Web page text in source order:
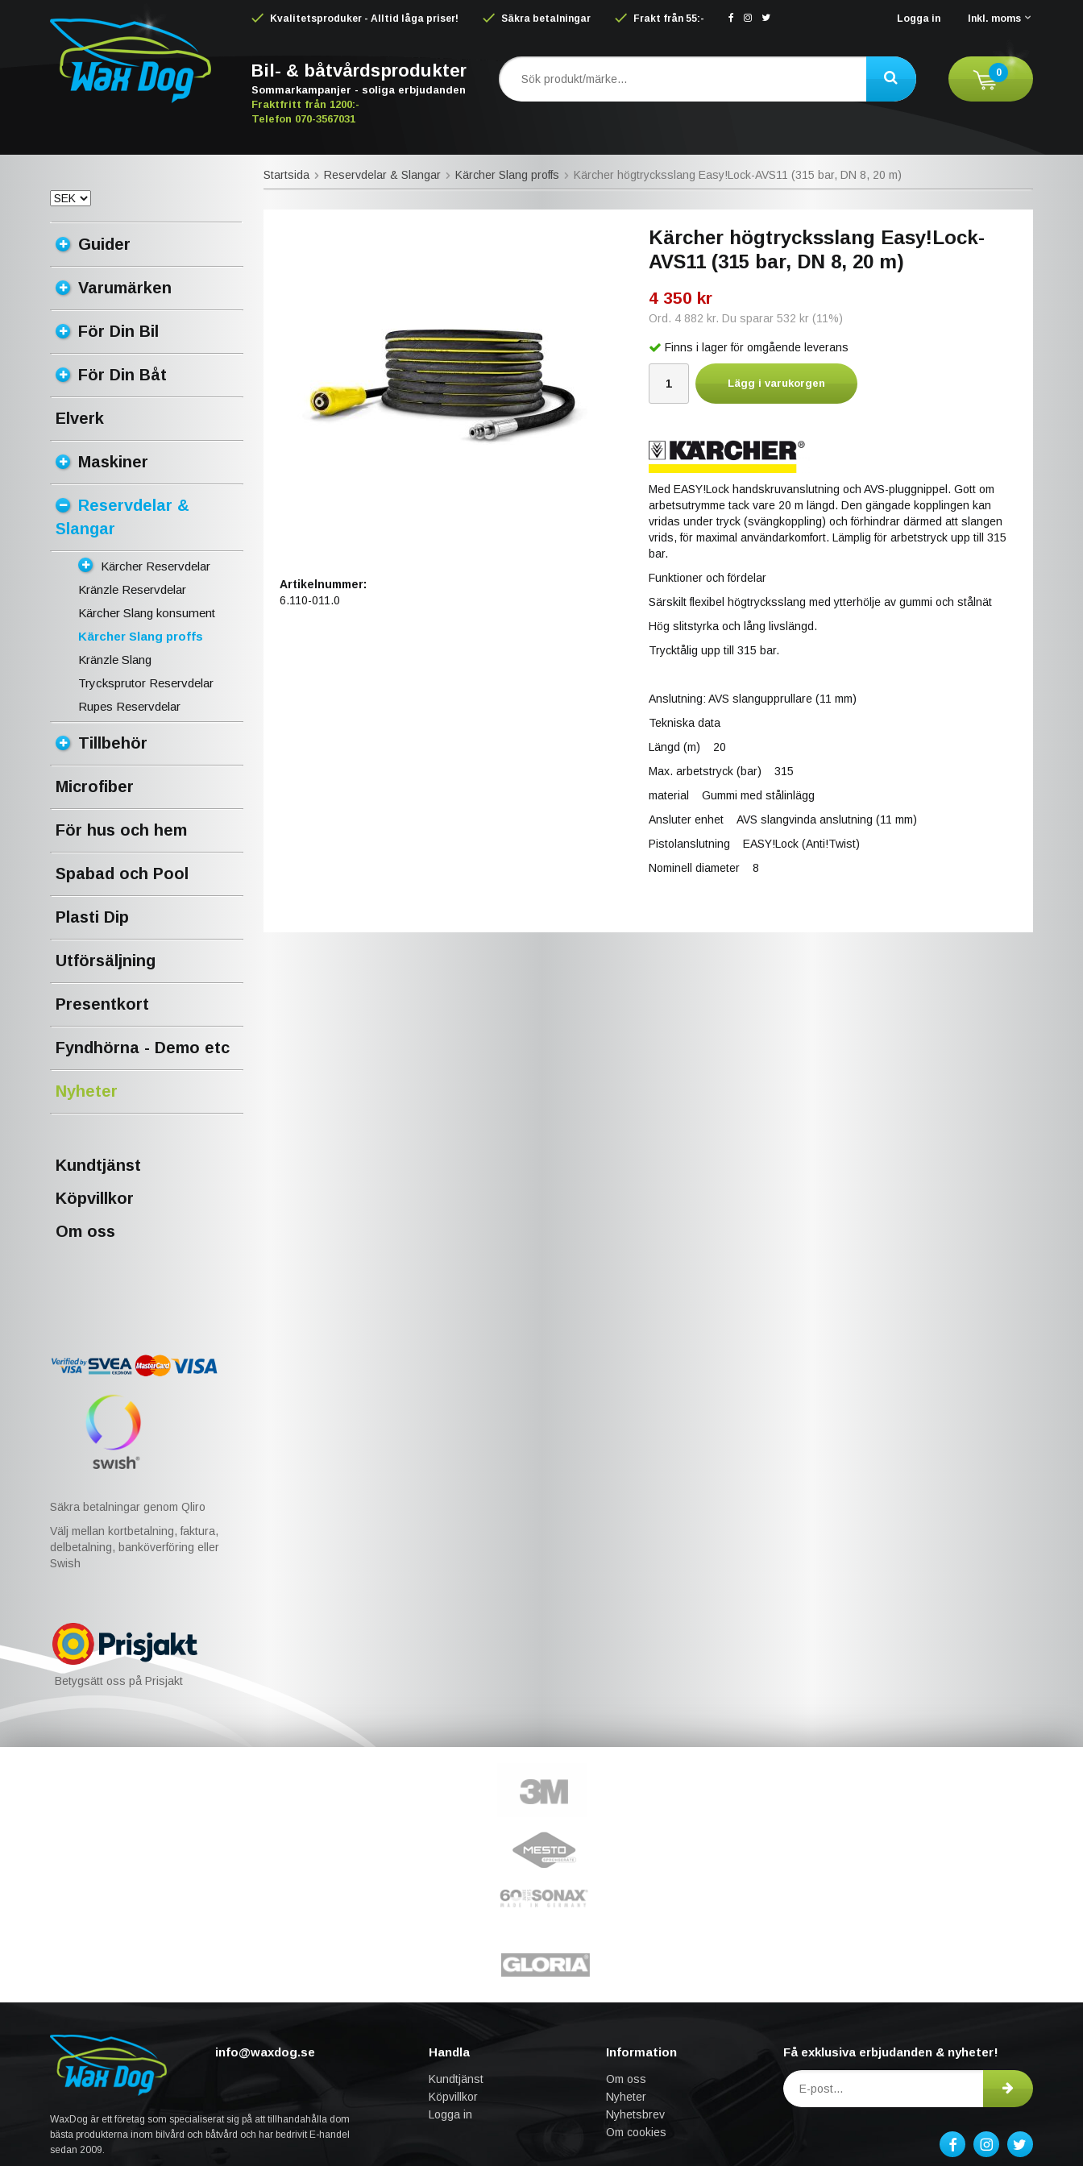
Kvalitetsproduker - Alltid låga priser! Säkra betalningar Frakt från 55:- Logga in Inkl. moms
Bil- & båtvårdsprodukter
Sommarkampanjer - soliga erbjudanden
Fraktfritt från 1200:-
Telefon 070-3567031
0
Guider
Varumärken
För Din Bil
För Din Båt
Elverk
Maskiner
Reservdelar &
Slangar
Kärcher Reservdelar
Kränzle Reservdelar
Kärcher Slang konsument
Kärcher Slang proffs
Kränzle Slang
Trycksprutor Reservdelar
Rupes Reservdelar
Tillbehör
Microfiber
För hus och hem
Spabad och Pool
Plasti Dip
Utförsäljning
Presentkort
Fyndhörna - Demo etc
Nyheter
Kundtjänst
Köpvillkor
Om oss
Säkra betalningar genom Qliro
Välj mellan kortbetalning, faktura,
delbetalning, banköverföring eller
Swish
Betygsätt oss på Prisjakt
Startsida Reservdelar & Slangar Kärcher Slang proffs Kärcher högtrycksslang Easy!Lock-AVS11 (315 bar, DN 8, 20 m)
Kärcher högtrycksslang Easy!Lock-
AVS11 (315 bar, DN 8, 20 m)
4 350 kr
Ord. 4 882 kr. Du sparar 532 kr(11 %)
Finns i lager för omgående leverans
Lägg i varukorgen
Med EASY!Lock handskruvanslutning och AVS-pluggnippel. Gott om
arbetsutrymme tack vare 20 m längd. Den gängade kopplingen kan
vridas under tryck (svängkoppling) och förhindrar därmed att slangen
vrids, för maximal användarkomfort. Lämplig för arbetstryck upp till 315
bar.
Funktioner och fördelar
Särskilt flexibel högtrycksslang med ytterhölje av gummi och stålnät
Hög slitstyrka och lång livslängd.
Trycktålig upp till 315 bar.
Anslutning: AVS slangupprullare (11 mm)
Tekniska data
Längd (m) 20
Max. arbetstryck (bar) 315
material Gummi med stålinlägg
Ansluter enhet AVS slangvinda anslutning (11 mm)
Pistolanslutning EASY!Lock (Anti!Twist)
Nominell diameter 8
Artikelnummer:
6.110-011.0
info@waxdog.se
WaxDog är ett företag som specialiserat sig på att tillhandahålla dom
bästa produkterna inom bilvård och båtvård och har bedrivit E-handel
sedan 2009.
Handla
Kundtjänst
Köpvillkor
Logga in
Information
Om oss
Nyheter
Nyhetsbrev
Om cookies
Få exklusiva erbjudanden & nyheter!